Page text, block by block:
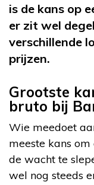
is de kans op
er zit wel
verschillende
prijzen.
Grootste
bruto bij
Wie meedoet
meeste kans
de wacht te
wel nog steeds